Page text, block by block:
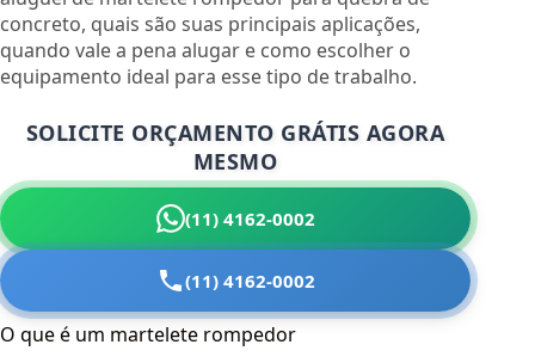
concreto, quais são suas principais aplicações,
quando vale a pena alugar e como escolher o
equipamento ideal para esse tipo de trabalho.
SOLICITE ORÇAMENTO GRÁTIS AGORA
MESMO
(11) 4162-0002
(11) 4162-0002
O que é um martelete rompedor